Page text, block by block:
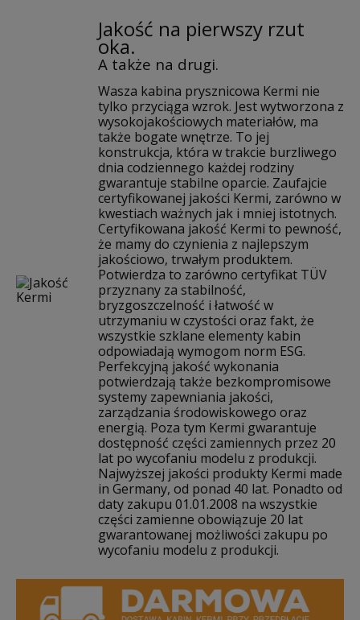
Jakość na pierwszy rzut
oka.
A także na drugi.
Wasza kabina prysznicowa Kermi nie
tylko przyciąga wzrok. Jest wytworzona z
wysokojakościowych materiałów, ma
także bogate wnętrze. To jej
konstrukcja, która w trakcie burzliwego
dnia codziennego każdej rodziny
gwarantuje stabilne oparcie. Zaufajcie
certyfikowanej jakości Kermi, zarówno w
kwestiach ważnych jak i mniej istotnych.
Certyfikowana jakość Kermi to pewność,
że mamy do czynienia z najlepszym
jakościowo, trwałym produktem.
Potwierdza to zarówno certyfikat TÜV
przyznany za stabilność,
bryzgoszczelność i łatwość w
utrzymaniu w czystości oraz fakt, że
wszystkie szklane elementy kabin
odpowiadają wymogom norm ESG.
Perfekcyjną jakość wykonania
potwierdzają także bezkompromisowe
systemy zapewniania jakości,
zarządzania środowiskowego oraz
energią. Poza tym Kermi gwarantuje
dostępność części zamiennych przez 20
lat po wycofaniu modelu z produkcji.
Najwyższej jakości produkty Kermi made
in Germany, od ponad 40 lat. Ponadto od
daty zakupu 01.01.2008 na wszystkie
części zamienne obowiązuje 20 lat
gwarantowanej możliwości zakupu po
wycofaniu modelu z produkcji.